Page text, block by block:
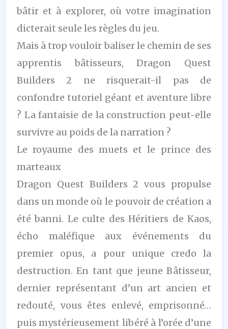
bâtir et à explorer, où votre imagination
dicterait seule les règles du jeu.
Mais à trop vouloir baliser le chemin de ses
apprentis bâtisseurs, Dragon Quest
Builders 2 ne risquerait-il pas de
confondre tutoriel géant et aventure libre
? La fantaisie de la construction peut-elle
survivre au poids de la narration ?
Le royaume des muets et le prince des
marteaux
Dragon Quest Builders 2 vous propulse
dans un monde où le pouvoir de création a
été banni. Le culte des Héritiers de Kaos,
écho maléfique aux événements du
premier opus, a pour unique credo la
destruction. En tant que jeune Bâtisseur,
dernier représentant d’un art ancien et
redouté, vous êtes enlevé, emprisonné…
puis mystérieusement libéré à l’orée d’une